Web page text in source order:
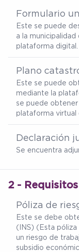
Formulario
Este se puede
a la
plataforma digital.
Plano
Este se puede
mediante la
se puede
plataforma virtual
Declaración
Se encuentra
Póliza de
Este se debe
(INS) (Esta
un riesgo de
subsidio